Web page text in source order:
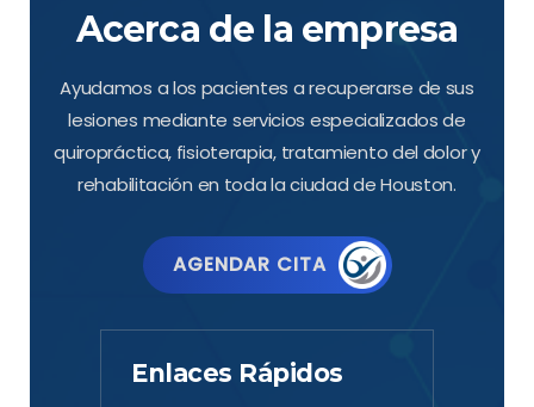
Acerca de la empresa
Ayudamos a los pacientes a recuperarse de sus
lesiones mediante servicios especializados de
quiropráctica, fisioterapia, tratamiento del dolor y
rehabilitación en toda la ciudad de Houston.
AGENDAR CITA
Enlaces Rápidos